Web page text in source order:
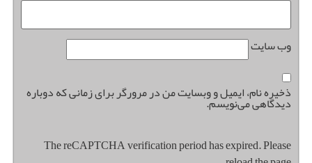
وب‌ سایت
ذخیره نام، ایمیل و وبسایت من در مرورگر برای زمانی که دوباره
دیدگاهی می‌نویسم.
The reCAPTCHA verification period has expired. Please